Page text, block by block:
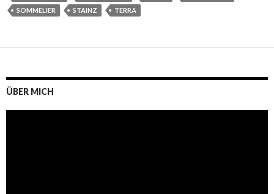
SOMMELIER
STAINZ TERRA
ÜBER MICH